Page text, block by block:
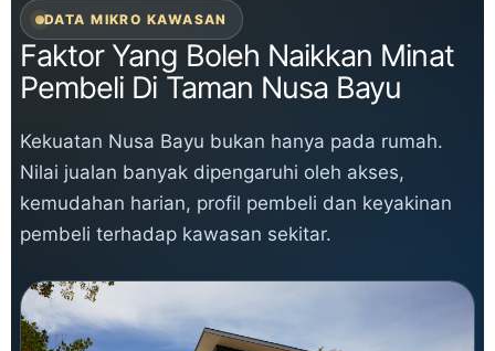
DATA MIKRO KAWASAN
Faktor Yang Boleh Naikkan Minat
Pembeli Di Taman Nusa Bayu
Kekuatan Nusa Bayu bukan hanya pada rumah.
Nilai jualan banyak dipengaruhi oleh akses,
kemudahan harian, profil pembeli dan keyakinan
pembeli terhadap kawasan sekitar.